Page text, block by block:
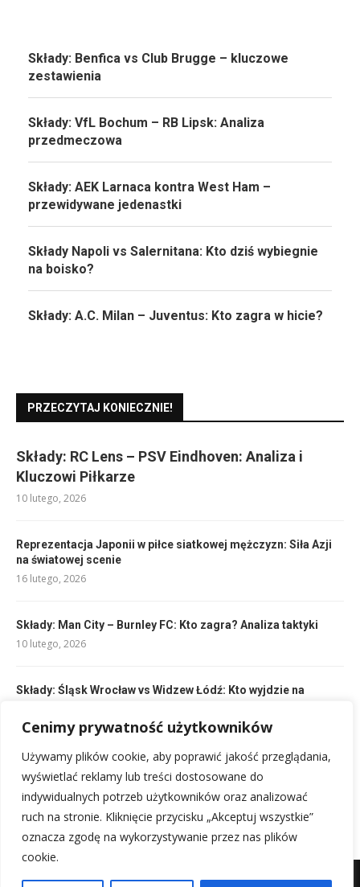
Cenimy prywatność użytkowników
Używamy plików cookie, aby poprawić jakość przeglądania,
wyświetlać reklamy lub treści dostosowane do
indywidualnych potrzeb użytkowników oraz analizować
ruch na stronie. Kliknięcie przycisku „Akceptuj wszystkie”
oznacza zgodę na wykorzystywanie przez nas plików
cookie.
Składy: Benfica vs Club Brugge – kluczowe
zestawienia
Składy: VfL Bochum – RB Lipsk: Analiza
przedmeczowa
Składy: AEK Larnaca kontra West Ham –
przewidywane jedenastki
Składy Napoli vs Salernitana: Kto dziś wybiegnie
na boisko?
Składy: A.C. Milan – Juventus: Kto zagra w hicie?
PRZECZYTAJ KONIECZNIE!
Składy: RC Lens – PSV Eindhoven: Analiza i
Kluczowi Piłkarze
10 lutego, 2026
Reprezentacja Japonii w piłce siatkowej mężczyzn: Siła Azji
na światowej scenie
16 lutego, 2026
Składy: Man City – Burnley FC: Kto zagra? Analiza taktyki
10 lutego, 2026
Składy: Śląsk Wrocław vs Widzew Łódź: Kto wyjdzie na
10 lutego, 2026
Składy: Club Brugge – Beşiktaş: Kluczowi zawodnicy i taktyka
10 lutego, 2026
Mapa witryny Kontakt z nami